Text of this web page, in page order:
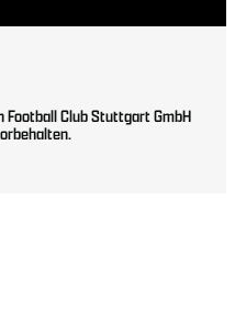
Club Stuttgart GmbH